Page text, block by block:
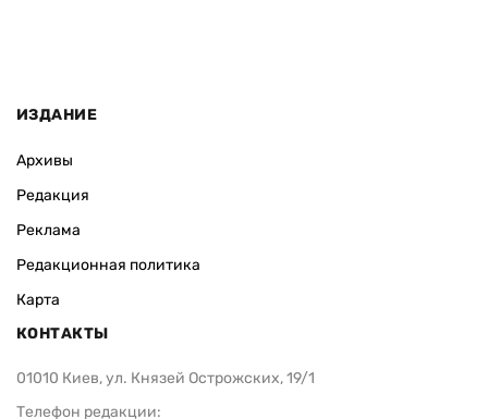
ИЗДАНИЕ
Архивы
Редакция
Реклама
Редакционная политика
Карта
КОНТАКТЫ
01010 Киев, ул. Князей Острожских, 19/1
Телефон редакции: